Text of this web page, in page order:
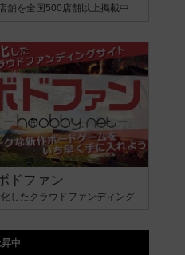
舗を全国500店舗以上掲載中
ドファン
したクラウドファンディング
中